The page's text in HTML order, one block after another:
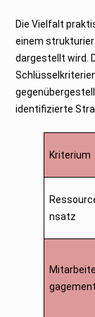
Die Vielfalt
einem
dargestellt wird.
identifizierte
Kriterium
nsatz
gagement